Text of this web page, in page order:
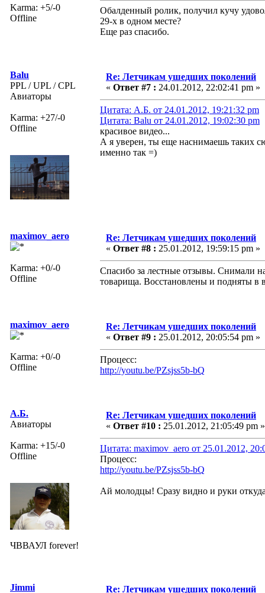
Karma: +5/-0
Offline
Обалденный ролик, получил кучу
29-х в одном месте?
Еще раз спасибо.
Balu
PPL / UPL / CPL
Авиаторы
Karma: +27/-0
Offline
Re: Летчикам ушедших поколений
« Ответ #7 : 24.01.2012, 22:02:41 pm »
Цитата: А.Б. от 24.01.2012, 19:21:32 pm
Цитата: Balu от 24.01.2012, 19:02:30 pm
красивое видео...
А я уверен, ты еще наснимаешь таких
именно так =)
maximov_aero
Karma: +0/-0
Offline
Re: Летчикам ушедших поколений
« Ответ #8 : 25.01.2012, 19:59:15 pm »
Спасибо за лестные отзывы. Снимали
товарища. Восстановлены и подняты в
maximov_aero
Karma: +0/-0
Offline
Re: Летчикам ушедших поколений
« Ответ #9 : 25.01.2012, 20:05:54 pm »
Процесс:
http://youtu.be/PZsjss5b-bQ
А.Б.
Авиаторы
Karma: +15/-0
Offline
ЧВВАУЛ forever!
Re: Летчикам ушедших поколений
« Ответ #10 : 25.01.2012, 21:05:49 pm »
Цитата: maximov_aero от 25.01.2012,
Процесс:
http://youtu.be/PZsjss5b-bQ
Ай молодцы! Сразу видно и руки
Jimmi
Re: Летчикам ушедших поколений